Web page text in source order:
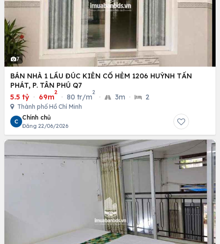
7
BÁN NHÀ 1 LẦU ĐÚC KIÊN CỐ HẺM 1206 HUỲNH TẤN
PHÁT, P. TÂN PHÚ Q7
5.5 tỷ · 69m
2
· 80 tr/m
2
· 3m · 2
Thành phố Hồ Chí Minh
C
Chính chủ
Đăng 22/06/2026